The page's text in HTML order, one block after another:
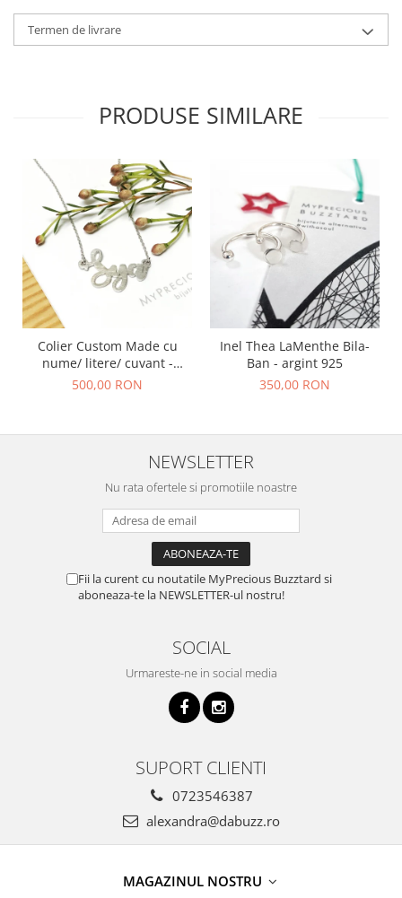
Termen de livrare
PRODUSE SIMILARE
Colier Custom Made cu
nume/ litere/ cuvant -
argint 925
500,00 RON
Inel Thea LaMenthe Bila-
Ban - argint 925
350,00 RON
NEWSLETTER
Nu rata ofertele si promotiile noastre
Fii la curent cu noutatile MyPrecious Buzztard si
aboneaza-te la NEWSLETTER-ul nostru!
SOCIAL
Urmareste-ne in social media
SUPORT CLIENTI
0723546387
alexandra@dabuzz.ro
MAGAZINUL NOSTRU